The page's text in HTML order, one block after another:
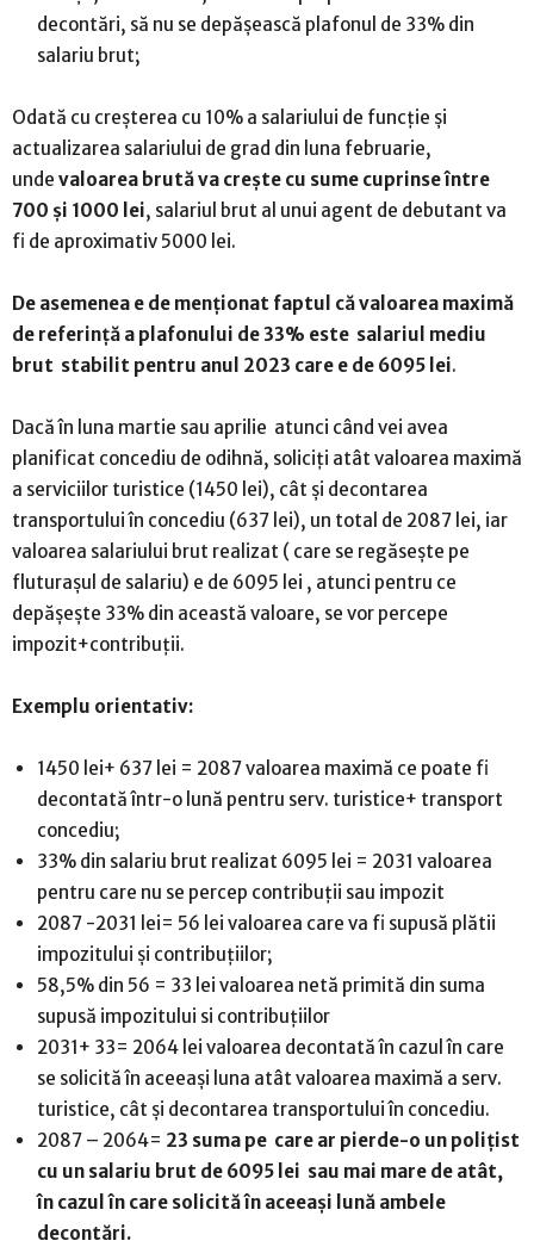
decontări, să nu se depășească plafonul de 33% din
salariu brut;
Odată cu creșterea cu 10% a salariului de funcție și
actualizarea salariului de grad din luna februarie,
unde valoarea brută va crește cu sume cuprinse între
700 și 1000 lei, salariul brut al unui agent de debutant va
fi de aproximativ 5000 lei.
De asemenea e de menționat faptul că valoarea maximă
de referință a plafonului de 33% este salariul mediu
brut stabilit pentru anul 2023 care e de 6095 lei.
Dacă în luna martie sau aprilie atunci când vei avea
planificat concediu de odihnă, soliciți atât valoarea maximă
a serviciilor turistice (1450 lei), cât și decontarea
transportului în concediu (637 lei), un total de 2087 lei, iar
valoarea salariului brut realizat ( care se regăsește pe
fluturașul de salariu) e de 6095 lei , atunci pentru ce
depășește 33% din această valoare, se vor percepe
impozit+contribuții.
Exemplu orientativ:
1450 lei+ 637 lei = 2087 valoarea maximă ce poate fi
decontată într-o lună pentru serv. turistice+ transport
concediu;
33% din salariu brut realizat 6095 lei = 2031 valoarea
pentru care nu se percep contribuții sau impozit
2087 -2031 lei= 56 lei valoarea care va fi supusă plătii
impozitului și contribuțiilor;
58,5% din 56 = 33 lei valoarea netă primită din suma
supusă impozitului si contribuțiilor
2031+ 33= 2064 lei valoarea decontată în cazul în care
se solicită în aceeași luna atât valoarea maximă a serv.
turistice, cât și decontarea transportului în concediu.
2087 – 2064= 23 suma pe care ar pierde-o un polițist
cu un salariu brut de 6095 lei sau mai mare de atât,
în cazul în care solicită în aceeași lună ambele
decontări.